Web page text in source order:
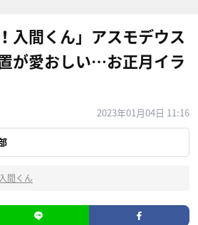
入間くん」アスモデウス
が愛おしい…お正月イラ
2023年01月04日 11:16
間くん